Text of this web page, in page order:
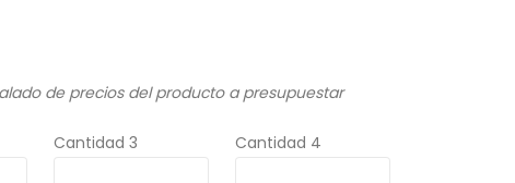
de precios del producto a presupuestar
Cantidad 3 Cantidad 4